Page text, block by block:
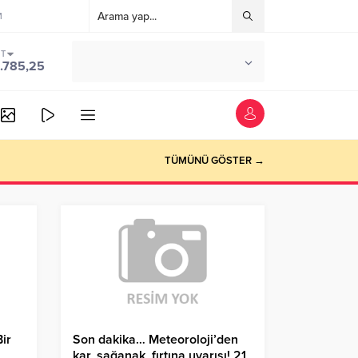
TÜMÜNÜ GÖSTER →
Son dakika… Meteoroloji’den